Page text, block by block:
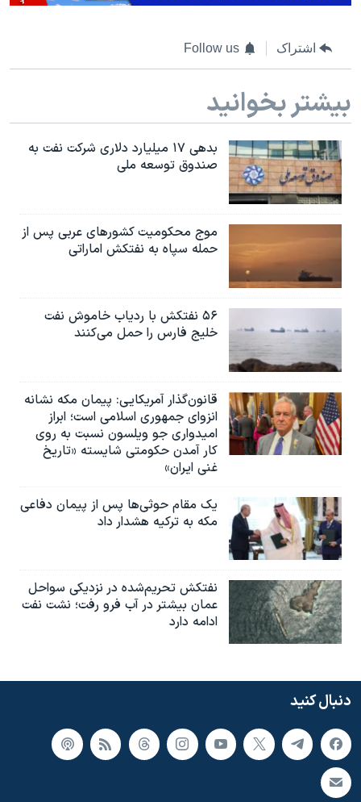
اشتراک Follow us
بیشتر بخوانید
بدهی ۱۷ میلیارد دلاری شرکت نفت به
صندوق توسعه ملی
موج محکومیت کشورهای عربی پس از
حمله سپاه به نفتکش اماراتی
۵۶ نفتکش با ردیاب خاموش نفت
خلیج فارس را حمل می‌کنند
قانون‌گذار آمریکایی: پیمان مکه نشانه
انزوای جمهوری اسلامی است؛ ابراز
امیدواری جو ویلسون نسبت به روی
کار آمدن حکومتی شایسته «تاریخ
غنی ایران»
یک مقام حوثی‌ها پس از پیمان دفاعی
مکه به ترکیه هشدار داد
نفتکش تحریم‌شده در نزدیکی سواحل
عمان بیشتر در آب فرو رفت؛ نشت نفت
ادامه دارد
دنبال کنید